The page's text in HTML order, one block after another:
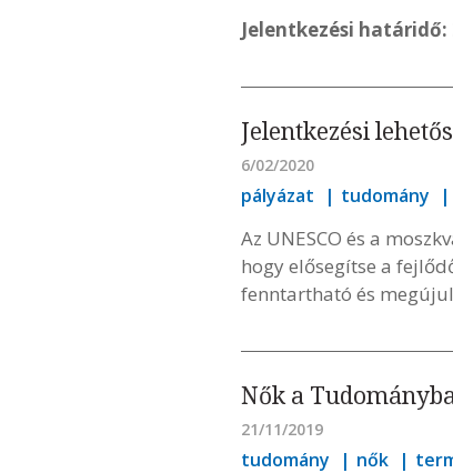
Jelentkezési határidő:
Jelentkezési
6/02/2020
pályázat tudomány
Az UNESCO és a
hogy elősegítse a
fenntartható és
Nők a
21/11/2019
tudomány nők